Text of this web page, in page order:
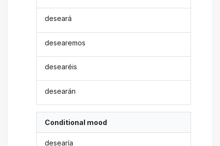
deseará
desearemos
desearéis
desearán
Conditional mood
desearía